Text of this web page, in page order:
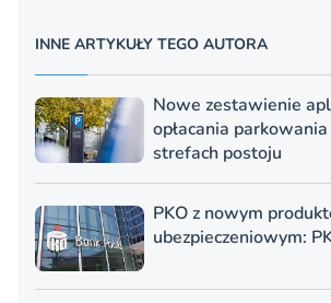
INNE ARTYKUŁY TEGO AUTORA
Nowe zestawienie
opłacania
strefach postoju
PKO z nowym
ubezpieczeniowym: